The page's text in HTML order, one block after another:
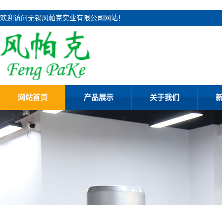
欢迎访问无锡风帕克实业有限公司网站！
网站首页 产品展示 关于我们